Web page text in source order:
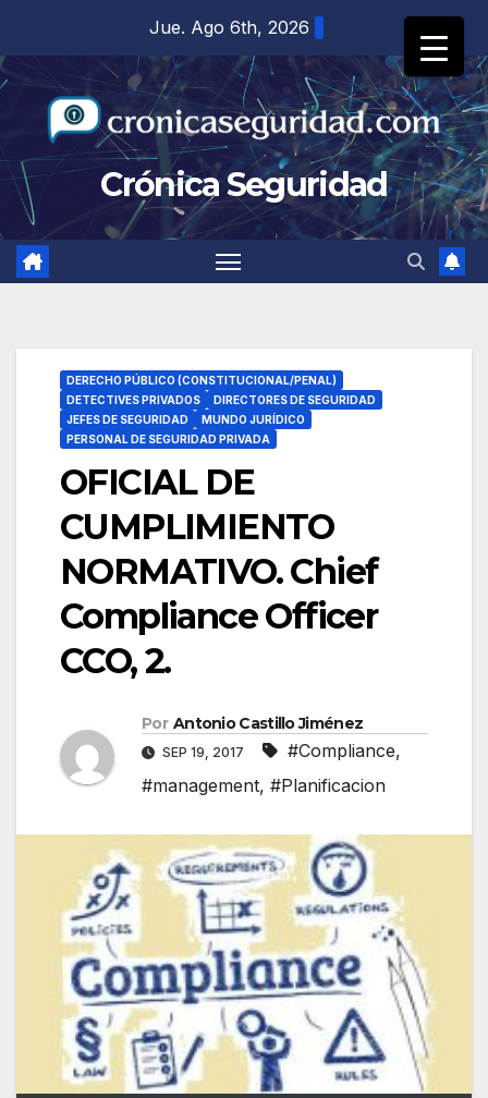
contenido
Jue. Ago 6th, 2026
Crónica Seguridad
DERECHO PÚBLICO (CONSTITUCIONAL/PENAL)
DETECTIVES PRIVADOS
DIRECTORES DE SEGURIDAD
JEFES DE SEGURIDAD
MUNDO JURÍDICO
PERSONAL DE SEGURIDAD PRIVADA
OFICIAL DE
CUMPLIMIENTO
NORMATIVO. Chief
Compliance Officer
CCO, 2.
Por Antonio Castillo Jiménez
SEP 19, 2017 #Compliance,
#management, #Planificacion